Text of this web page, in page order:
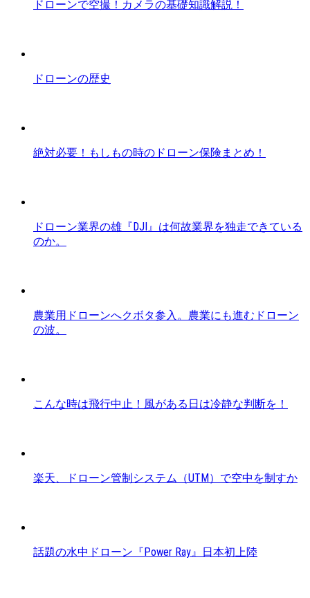
ドローンで空撮！カメラの基礎知識解説！
ドローンの歴史
絶対必要！もしもの時のドローン保険まとめ！
ドローン業界の雄『DJI』は何故業界を独走できている
のか。
農業用ドローンへクボタ参入。農業にも進むドローン
の波。
こんな時は飛行中止！風がある日は冷静な判断を！
楽天、ドローン管制システム（UTM）で空中を制すか
話題の水中ドローン『Power Ray』日本初上陸